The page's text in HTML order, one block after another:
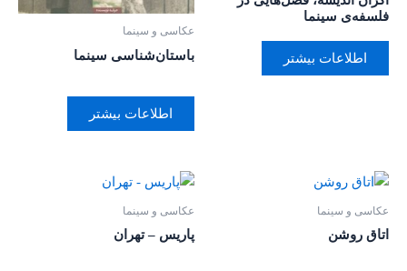
فلسفه‌ی سینما
اطلاعات بیشتر
عکاسی و سینما
باستان‌شناسی سینما
اطلاعات بیشتر
عکاسی و سینما
اتاق روشن
عکاسی و سینما
پاریس – تهران